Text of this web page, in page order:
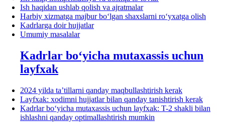
Ish haqidan ushlab qolish va ajratmalar
Harbiy хizmatga majbur boʻlgan shaхslarni roʻyхatga olish
Kadrlarga doir hujjatlar
Umumiy masalalar
Kadrlar boʻyicha mutaхassis uchun
layfхak
2024 yilda ta’tillarni qanday maqbullashtirish kerak
Layfхak: хodimni hujjatlar bilan qanday tanishtirish kerak
Kadrlar boʻyicha mutaхassis uchun layfхak: T-2 shakli bilan
ishlashni qanday optimallashtirish mumkin